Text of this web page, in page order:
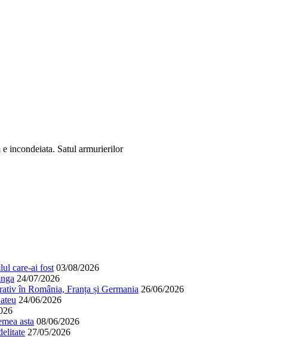
incondeiata. Satul armurierilor
care-ai fost 03/08/2026
24/07/2026
în România, Franța și Germania 26/06/2026
24/06/2026
asta 08/06/2026
27/05/2026